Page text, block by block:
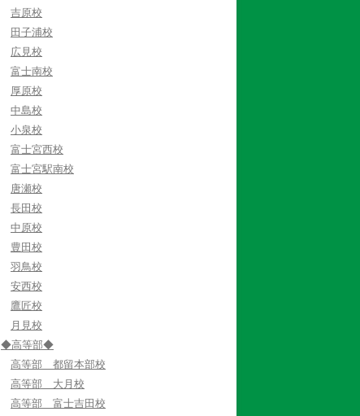
吉原校
田子浦校
広見校
富士南校
厚原校
中島校
小泉校
富士宮西校
富士宮駅南校
唐瀬校
長田校
中原校
豊田校
羽鳥校
安西校
鷹匠校
月見校
◆高等部◆
高等部 都留本部校
高等部 大月校
高等部 富士吉田校